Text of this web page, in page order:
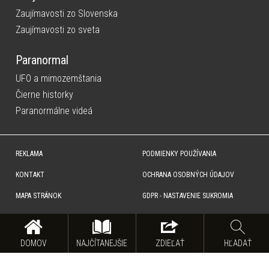
DOMOV NAJČÍTANEJŠIE ZDIEĽAŤ HĽADAŤ
Zaujímavosti zo Slovenska
Zaujímavosti zo sveta
Paranormal
UFO a mimozemštania
Čierne historky
Paranormálne videá
REKLAMA
KONTAKT
MAPA STRÁNOK
PODMIENKY POUŽÍVANIA
OCHRANA OSOBNÝCH ÚDAJOV
GDPR - NASTAVENIE SUKROMIA
súhlas na rozmnožovanie, šírenie a na verejný prenos obsahu. Na tejto stránke môžu byť umiestnené reklamné
odkazy, alebo reklamné produkty.